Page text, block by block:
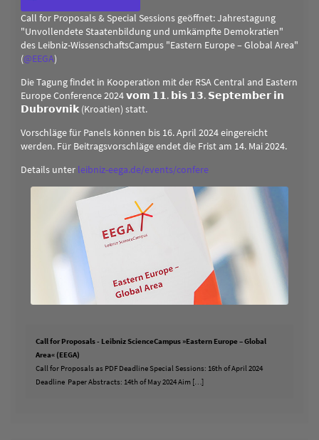
Call for Proposals & Special Sessions geöffnet: Jahrestagung
"Unvollendete Staatenbildung und umkämpfte Demokratien"
des Leibniz-WissenschaftsCampus "Eastern Europe – Global Area"
(@EEGA)
Die Tagung findet in Kooperation mit der RSA Central and Eastern
Europe Conference 2024 𝘃𝗼𝗺 𝟭𝟭. 𝗯𝗶𝘀 𝟭𝟯. 𝗦𝗲𝗽𝘁𝗲𝗺𝗯𝗲𝗿 𝗶𝗻
𝗗𝘂𝗯𝗿𝗼𝘃𝗻𝗶𝗸 (Kroatien) statt.
Vorschläge für Panels können bis 16. April 2024 eingereicht
werden. Für Beitragsvorschläge endet die Frist am 14. Mai 2024.
Details unter leibniz-eega.de/events/confere
Call for Proposals - Leibniz ScienceCampus »Eastern Europe – Global
Area« (EEGA)
Call for Proposals as PDF Deadline Special Sessions: 16th of April 2024
Deadline Paper Abstracts: 14th of May 2024 Aim […]